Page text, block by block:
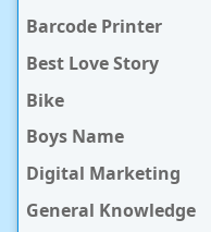
Barcode Printer
Best Love Story
Bike
Boys Name
Digital Marketing
General Knowledge